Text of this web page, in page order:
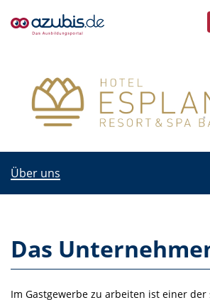
Über uns
Das
Im Gastgewerbe zu arbeiten ist einer der